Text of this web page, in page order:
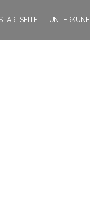
STARTSEITE